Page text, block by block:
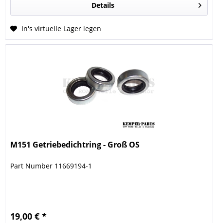
Details
In's virtuelle Lager legen
M151 Getriebedichtring - Groß OS
Part Number 11669194-1
19,00 € *